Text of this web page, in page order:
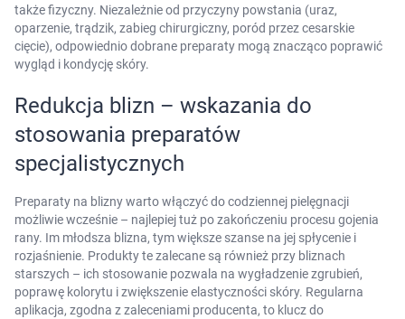
także fizyczny. Niezależnie od przyczyny powstania (uraz,
oparzenie, trądzik, zabieg chirurgiczny, poród przez cesarskie
cięcie), odpowiednio dobrane preparaty mogą znacząco poprawić
wygląd i kondycję skóry.
Redukcja blizn – wskazania do
stosowania preparatów
specjalistycznych
Preparaty na blizny warto włączyć do codziennej pielęgnacji
możliwie wcześnie – najlepiej tuż po zakończeniu procesu gojenia
rany. Im młodsza blizna, tym większe szanse na jej spłycenie i
rozjaśnienie. Produkty te zalecane są również przy bliznach
starszych – ich stosowanie pozwala na wygładzenie zgrubień,
poprawę kolorytu i zwiększenie elastyczności skóry. Regularna
aplikacja, zgodna z zaleceniami producenta, to klucz do